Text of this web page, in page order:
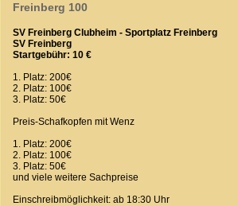
Freinberg 100
SV Freinberg Clubheim - Sportplatz Freinberg
SV Freinberg
Startgebühr: 10 €
1. Platz: 200€
2. Platz: 100€
3. Platz: 50€
Preis-Schafkopfen mit Wenz
1. Platz: 200€
2. Platz: 100€
3. Platz: 50€
und viele weitere Sachpreise
Einschreibmöglichkeit: ab 18:30 Uhr